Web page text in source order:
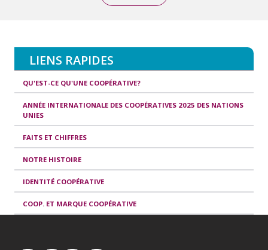
LIENS RAPIDES
QU'EST-CE QU'UNE COOPÉRATIVE?
ANNÉE INTERNATIONALE DES COOPÉRATIVES 2025 DES NATIONS
UNIES
FAITS ET CHIFFRES
NOTRE HISTOIRE
IDENTITÉ COOPÉRATIVE
COOP. ET MARQUE COOPÉRATIVE